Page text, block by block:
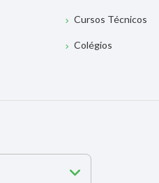
Cursos Técnicos
Colégios